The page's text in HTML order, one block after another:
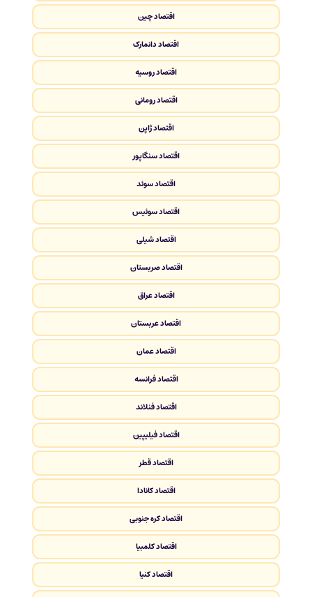
اقتصاد چین
اقتصاد دانمارک
اقتصاد روسیه
اقتصاد رومانی
اقتصاد ژاپن
اقتصاد سنگاپور
اقتصاد سوئد
اقتصاد سوئیس
اقتصاد شیلی
اقتصاد صربستان
اقتصاد عراق
اقتصاد عربستان
اقتصاد عمان
اقتصاد فرانسه
اقتصاد فنلاند
اقتصاد فیلیپین
اقتصاد قطر
اقتصاد کانادا
اقتصاد کره جنوبی
اقتصاد کلمبیا
اقتصاد کنیا